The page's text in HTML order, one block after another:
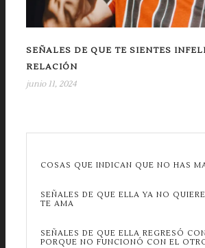
SEÑALES DE QUE TE SIENTES
RELACIÓN
junio 11, 2024
COSAS QUE INDICAN QUE NO HAS
SEÑALES DE QUE ELLA YA NO
TE AMA
SEÑALES DE QUE ELLA REGRESÓ
PORQUE NO FUNCIONÓ CON EL